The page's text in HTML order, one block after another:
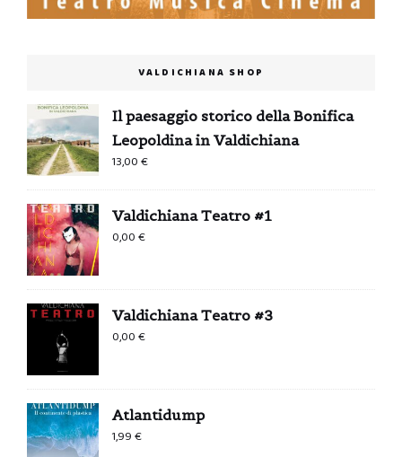
VALDICHIANA SHOP
Il paesaggio storico della Bonifica
Leopoldina in Valdichiana
13,00€
Valdichiana Teatro #1
0,00€
Valdichiana Teatro #3
0,00€
Atlantidump
1,99€